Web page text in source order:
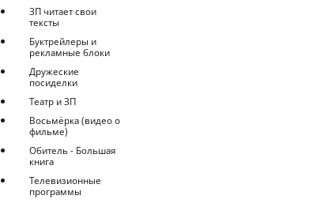
ЗП читает свои
тексты
Буктрейлеры и
рекламные блоки
Дружеские
посиделки
Театр и ЗП
Восьмёрка (видео о
фильме)
Обитель - Большая
книга
Телевизионные
программы